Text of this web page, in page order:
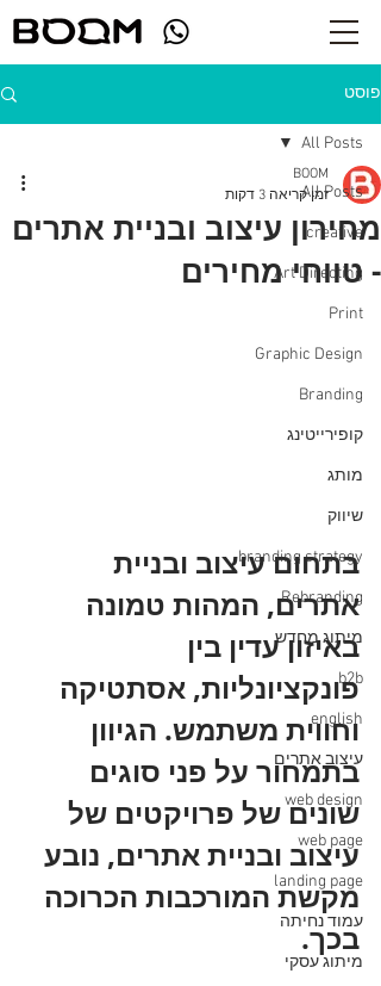
פוסט
All Posts
creative
Art Directing
Print
Graphic Design
Branding
קופירייטינג
מותג
שיווק
branding strategy
Rebranding
מיתוג מחדש
b2b
english
עיצוב אתרים
web design
web page
landing page
עמוד נחיתה
מיתוג עסקי
All Posts
מחירון עיצוב ובניית אתרים
- טווחי מחירים
BOOM
זמן קריאה 3 דקות
בתחום עיצוב ובניית
אתרים, המהות טמונה
באיזון עדין בין
פונקציונליות, אסתטיקה
וחווית משתמש. הגיוון
בתמחור על פני סוגים
שונים של פרויקטים של
עיצוב ובניית אתרים, נובע
מקשת המורכבות הכרוכה
בכך.